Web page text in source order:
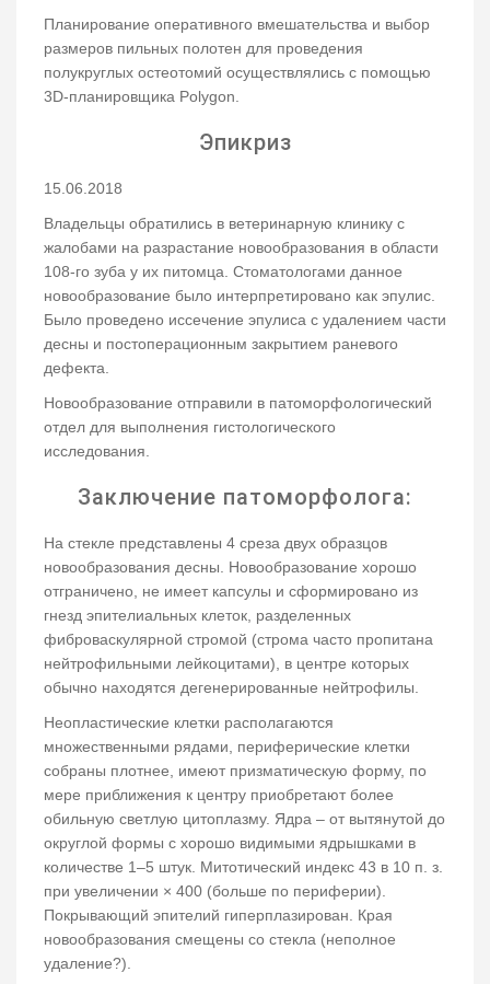
Планирование оперативного вмешательства и выбор
размеров пильных полотен для проведения
полукруглых остеотомий осуществлялись с помощью
3D-планировщика Polygon.
Эпикриз
15.06.2018
Владельцы обратились в ветеринарную клинику с
жалобами на разрастание новообразования в области
108-го зуба у их питомца. Стоматологами данное
новообразование было интерпретировано как эпулис.
Было проведено иссечение эпулиса с удалением части
десны и постоперационным закрытием раневого
дефекта.
Новообразование отправили в патоморфологический
отдел для выполнения гистологического
исследования.
Заключение патоморфолога:
На стекле представлены 4 среза двух образцов
новообразования десны. Новообразование хорошо
отграничено, не имеет капсулы и сформировано из
гнезд эпителиальных клеток, разделенных
фиброваскулярной стромой (строма часто пропитана
нейтрофильными лейкоцитами), в центре которых
обычно находятся дегенерированные нейтрофилы.
Неопластические клетки располагаются
множественными рядами, периферические клетки
собраны плотнее, имеют призматическую форму, по
мере приближения к центру приобретают более
обильную светлую цитоплазму. Ядра – от вытянутой до
округлой формы с хорошо видимыми ядрышками в
количестве 1–5 штук. Митотический индекс 43 в 10 п. з.
при увеличении × 400 (больше по периферии).
Покрывающий эпителий гиперплазирован. Края
новообразования смещены со стекла (неполное
удаление?).